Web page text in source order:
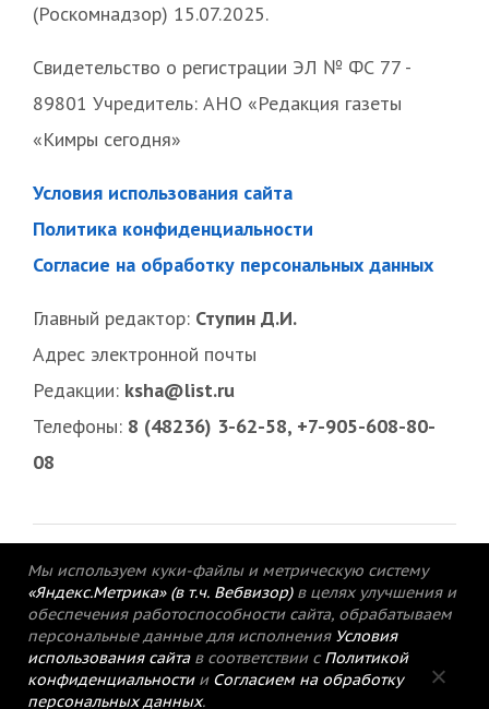
(Роскомнадзор) 15.07.2025.
Свидетельство о регистрации ЭЛ № ФС 77 -
89801 Учредитель: АНО «Редакция газеты
«Кимры сегодня»
Условия использования сайта
Политика конфиденциальности
Согласие на обработку персональных данных
Главный редактор: Ступин Д.И.
Адрес электронной почты
Редакции: ksha@list.ru
Телефоны: 8 (48236) 3-62-58, +7-905-608-80-
08
Мы используем куки-файлы и метрическую систему
«Яндекс.Метрика» (в т.ч. Вебвизор) в целях улучшения и
обеспечения работоспособности сайта, обрабатываем
персональные данные для исполнения Условия
использования сайтав соответствии с Политикой
конфиденциальностии Согласием на обработку
персональных данных.